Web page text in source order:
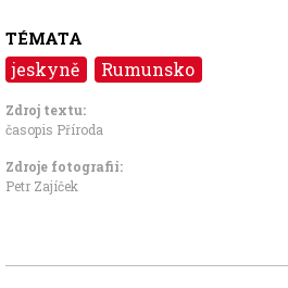
TÉMATA
jeskyně Rumunsko
Zdroj textu:
časopis Příroda
Zdroje fotografii:
Petr Zajíček